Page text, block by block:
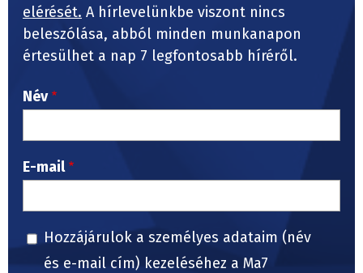
elérését. A hírlevelünkbe viszont nincs
beleszólása, abból minden munkanapon
értesülhet a nap 7 legfontosabb híréről.
Név
E-mail
Hozzájárulok a személyes adataim (név
és e-mail cím) kezeléséhez a Ma7